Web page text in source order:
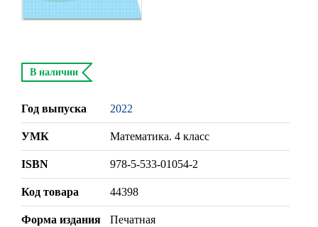
В наличии
Год выпуска 2022
УМК Математика. 4 класс
ISBN 978-5-533-01054-2
Код товара 44398
Форма издания Печатная